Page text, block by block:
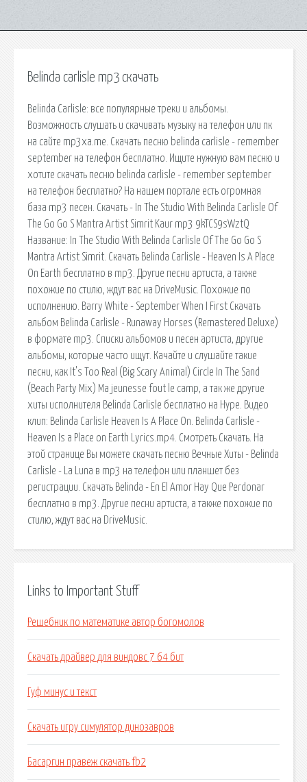
Belinda carlisle mp3 скачать
Belinda Carlisle: все популярные треки и альбомы.
Возможность слушать и скачивать музыку на телефон или пк
на сайте mp3xa.me. Скачать песню belinda carlisle - remember
september на телефон бесплатно. Ищите нужную вам песню и
хотите скачать песню belinda carlisle - remember september
на телефон бесплатно? На нашем портале есть огромная
база mp3 песен. Скачать - In The Studio With Belinda Carlisle Of
The Go Go S Mantra Artist Simrit Kaur mp3 9kTCS9sWztQ
Название: In The Studio With Belinda Carlisle Of The Go Go S
Mantra Artist Simrit. Скачать Belinda Carlisle - Heaven Is A Place
On Earth бесплатно в mp3. Другие песни артиста, а также
похожие по стилю, ждут вас на DriveMusic. Похожие по
исполнению. Barry White - September When I First Скачать
альбом Belinda Carlisle - Runaway Horses (Remastered Deluxe)
в формате mp3. Списки альбомов и песен артиста, другие
альбомы, которые часто ищут. Качайте и слушайте такие
песни, как It's Too Real (Big Scary Animal) Circle In The Sand
(Beach Party Mix) Ma jeunesse fout le camp, а так же другие
хиты исполнителя Belinda Carlisle бесплатно на Нуре. Видео
клип: Belinda Carlisle Heaven Is A Place On. Belinda Carlisle -
Heaven Is a Place on Earth Lyrics.mp4. Смотреть Скачать. На
этой странице Вы можете скачать песню Вечные Хиты - Belinda
Carlisle - La Luna в mp3 на телефон или планшет без
регистрации. Скачать Belinda - En El Amor Hay Que Perdonar
бесплатно в mp3. Другие песни артиста, а также похожие по
стилю, ждут вас на DriveMusic.
Links to Important Stuff
Решебник по математике автор богомолов
Скачать драйвер для виндовс 7 64 бит
Гуф минус и текст
Скачать игру симулятор динозавров
Басаргин правеж скачать fb2